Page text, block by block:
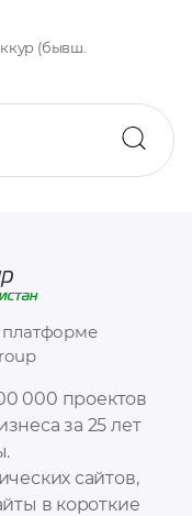
000 проектов
за 25 лет
сайтов,
в короткие
платформе
(бывш.